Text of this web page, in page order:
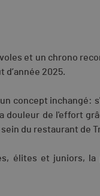
et un chrono
d’année 2025.
concept inchangé:
douleur de l'effort
du restaurant de
élites et juniors,